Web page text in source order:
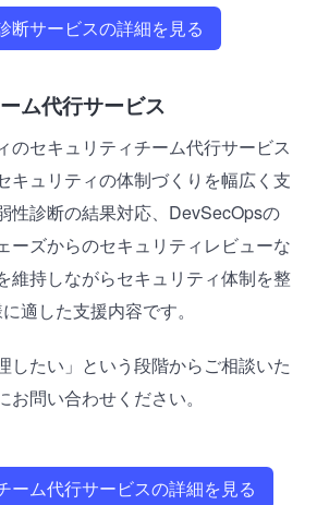
断サービスの詳細を見る
ム代行サービス
のセキュリティチーム代行サービス
キュリティの体制づくりを幅広く支
性診断の結果対応、DevSecOpsの
ーズからのセキュリティレビューな
維持しながらセキュリティ体制を整
適した支援内容です。
したい」という段階からご相談いた
問い合わせください。
ーム代行サービスの詳細を見る